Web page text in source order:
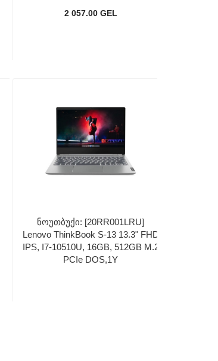
2 057.00 GEL
Ნოუთბუქი: [20RR001LRU]
Lenovo ThinkBook S-13 13.3" FHD
IPS, I7-10510U, 16GB, 512GB M.2
PCIe DOS,1Y